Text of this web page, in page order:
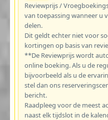
Reviewprijs /
van toepassing wanneer u
delen.
Dit geldt echter niet voor
kortingen op basis van
**De Reviewprijs wordt
online boeking. Als u de
bijvoorbeeld als u de
stel dan ons
bericht.
Raadpleeg voor de meest
naast elk tijdslot in de